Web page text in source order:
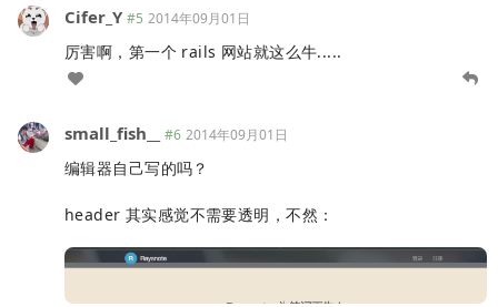
Cifer_Y #5 2014年09月01日
厉害啊，第一个 rails 网站就这么牛.....
small_fish__ #6 2014年09月01日
编辑器自己写的吗？
header 其实感觉不需要透明，不然：